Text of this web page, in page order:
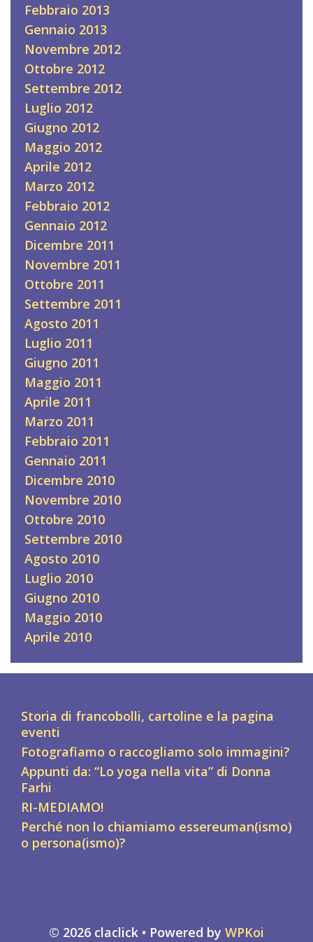
Febbraio 2013
Gennaio 2013
Novembre 2012
Ottobre 2012
Settembre 2012
Luglio 2012
Giugno 2012
Maggio 2012
Aprile 2012
Marzo 2012
Febbraio 2012
Gennaio 2012
Dicembre 2011
Novembre 2011
Ottobre 2011
Settembre 2011
Agosto 2011
Luglio 2011
Giugno 2011
Maggio 2011
Aprile 2011
Marzo 2011
Febbraio 2011
Gennaio 2011
Dicembre 2010
Novembre 2010
Ottobre 2010
Settembre 2010
Agosto 2010
Luglio 2010
Giugno 2010
Maggio 2010
Aprile 2010
Storia di francobolli, cartoline e la pagina
eventi
Fotografiamo o raccogliamo solo immagini?
Appunti da: “Lo yoga nella vita” di Donna
Farhi
RI-MEDIAMO!
Perché non lo chiamiamo essereuman(ismo)
o persona(ismo)?
© 2026 claclick • Powered by WPKoi